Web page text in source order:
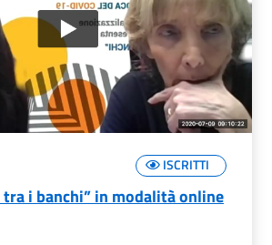
ISCRITTI
i banchi” in modalità online